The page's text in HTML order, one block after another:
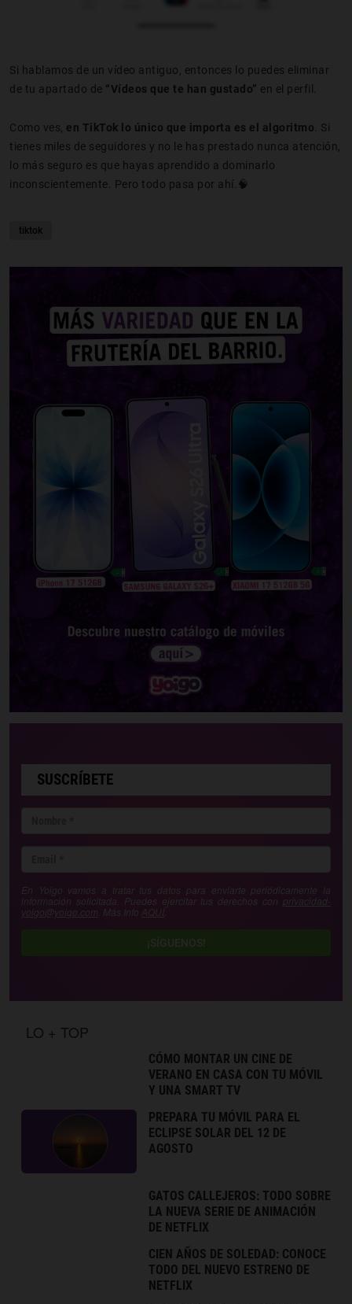
Si hablamos de un vídeo antiguo, entonces lo puedes eliminar
de tu apartado de “Vídeos que te han gustado” en el perfil.
Como ves, en TikTok lo único que importa es el algoritmo . Si
tienes miles de seguidores y no le has prestado nunca atención,
lo más seguro es que hayas aprendido a dominarlo
inconscientemente. Pero todo pasa por ahí.🧠
tiktok
SUSCRÍBETE
En Yoigo vamos a tratar tus datos para enviarte periódicamente la
información solicitada. Puedes ejercitar tus derechos con privacidad-
yoigo@yoigo.com . Más Info AQUÍ
¡SÍGUENOS!
LO + TOP
CÓMO MONTAR UN CINE DE
VERANO EN CASA CON TU MÓVIL
Y UNA SMART TV
PREPARA TU MÓVIL PARA EL
ECLIPSE SOLAR DEL 12 DE
AGOSTO
GATOS CALLEJEROS: TODO SOBRE
LA NUEVA SERIE DE ANIMACIÓN
DE NETFLIX
CIEN AÑOS DE SOLEDAD: CONOCE
TODO DEL NUEVO ESTRENO DE
NETFLIX